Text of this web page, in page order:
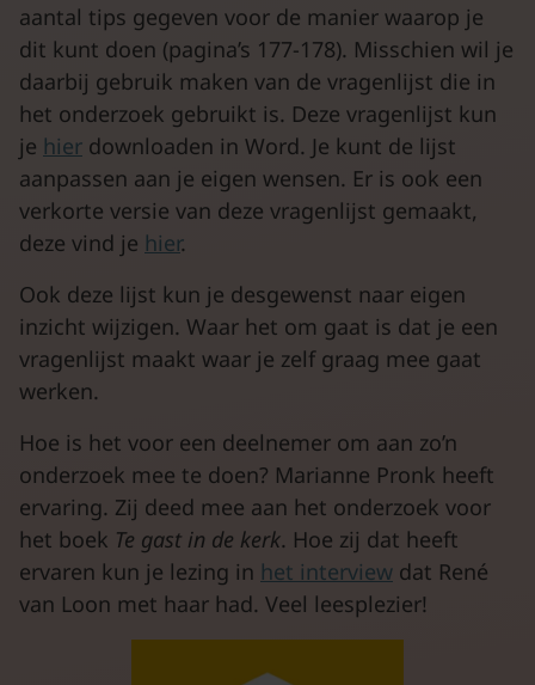
aantal tips gegeven voor de manier waarop je
dit kunt doen (pagina’s 177-178). Misschien wil je
daarbij gebruik maken van de vragenlijst die in
het onderzoek gebruikt is. Deze vragenlijst kun
je hier downloaden in Word. Je kunt de lijst
aanpassen aan je eigen wensen. Er is ook een
verkorte versie van deze vragenlijst gemaakt,
deze vind je hier.
Ook deze lijst kun je desgewenst naar eigen
inzicht wijzigen. Waar het om gaat is dat je een
vragenlijst maakt waar je zelf graag mee gaat
werken.
Hoe is het voor een deelnemer om aan zo’n
onderzoek mee te doen? Marianne Pronk heeft
ervaring. Zij deed mee aan het onderzoek voor
het boek Te gast in de kerk. Hoe zij dat heeft
ervaren kun je lezing in het interview dat René
van Loon met haar had. Veel leesplezier!